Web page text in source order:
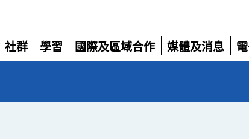
社群
展
學習
展
國際及區域合作
展
媒體及消息
展
展